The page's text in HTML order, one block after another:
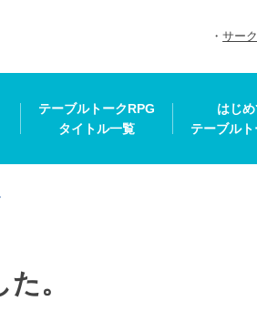
サー
テーブルトークRPG
タイトル一覧
はじ
テーブル
。